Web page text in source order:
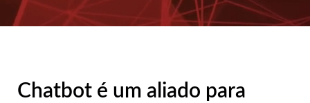
Chatbot é um aliado para